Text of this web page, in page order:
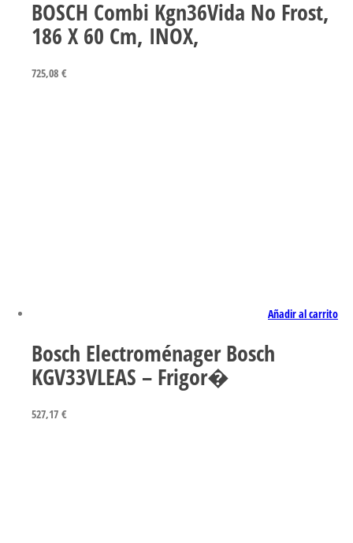
BOSCH Combi Kgn36Vida No Frost,
186 X 60 Cm, INOX,
725,08 €
Añadir al carrito
Bosch Electroménager Bosch
KGV33VLEAS – Frigor�
527,17 €